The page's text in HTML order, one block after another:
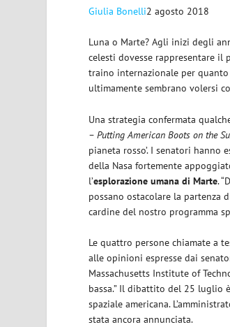
Giulia Bonelli2 agosto 2018
Luna o Marte? Agli inizi degli
celesti dovesse rappresentare
traino internazionale per
ultimamente sembrano volersi
Una strategia confermata
– Putting American Boots on the
pianeta rosso’. I senatori
della Nasa fortemente
l’esplorazione umana di Marte.
possano ostacolare la
cardine del nostro programma
Le quattro persone chiamate a
alle opinioni espresse dai
Massachusetts Institute of
bassa.” Il dibattito del 25 luglio
spaziale americana.
stata ancora annunciata.